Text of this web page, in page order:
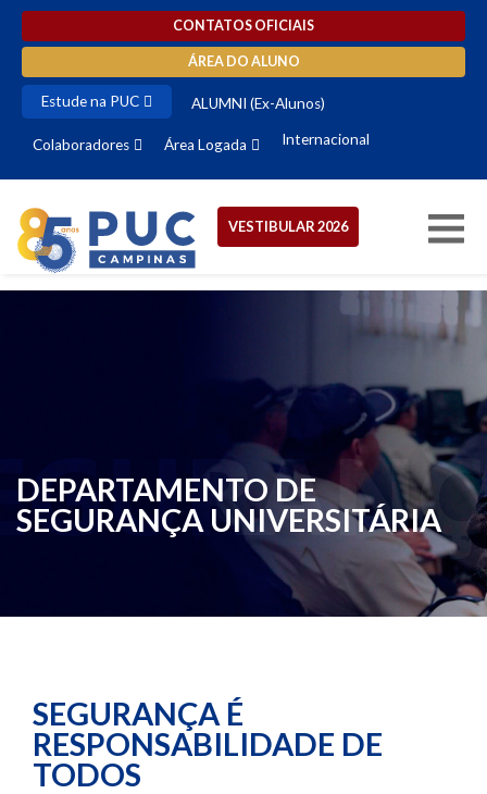
CONTATOS OFICIAIS
ÁREA DO ALUNO
Estude na PUC ALUMNI (Ex-Alunos)
Colaboradores Área Logada Internacional
VESTIBULAR 2026
DEPARTAMENTO DE
SEGURANÇA UNIVERSITÁRIA
SEGURANÇA É
RESPONSABILIDADE DE
TODOS